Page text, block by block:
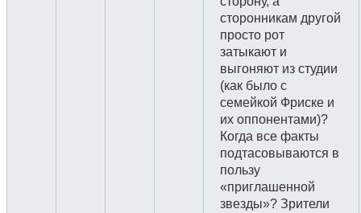
сторонникам другой
просто рот
затыкают и
выгоняют из студии
(как было с
семейкой Фриске и
их оппонентами)?
Когда все факты
подтасовываются в
пользу
«приглашенной
звезды»? Зрители